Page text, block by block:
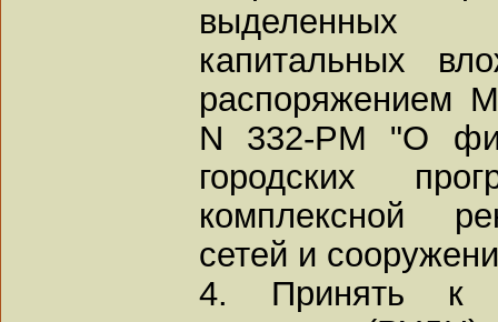
выделенных
капитальных
распоряжением
N 332-РМ "О
городских
комплексной
сетей и
4. Принять к